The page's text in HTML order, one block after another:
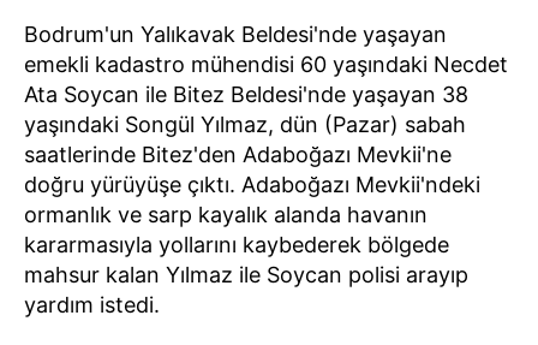
Bodrum'un Yalıkavak Beldesi'nde yaşayan
emekli kadastro mühendisi 60 yaşındaki Necdet
Ata Soycan ile Bitez Beldesi'nde yaşayan 38
yaşındaki Songül Yılmaz, dün (Pazar) sabah
saatlerinde Bitez'den Adaboğazı Mevkii'ne
doğru yürüyüşe çıktı. Adaboğazı Mevkii'ndeki
ormanlık ve sarp kayalık alanda havanın
kararmasıyla yollarını kaybederek bölgede
mahsur kalan Yılmaz ile Soycan polisi arayıp
yardım istedi.